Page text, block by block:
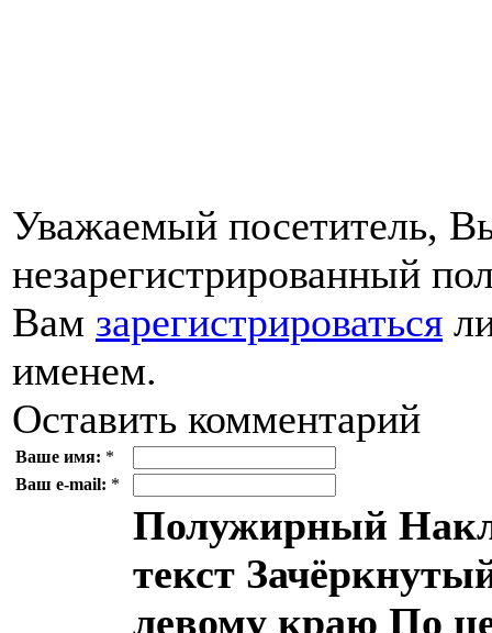
Уважаемый посетитель,
незарегистрированный
Вам зарегистрироваться
именем.
Оставить комментарий
Ваше имя: *
Ваш e-mail: *
Полужирный
текст
левому краю По